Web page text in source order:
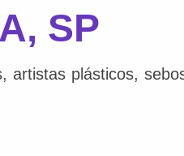
SP
artistas plásticos,